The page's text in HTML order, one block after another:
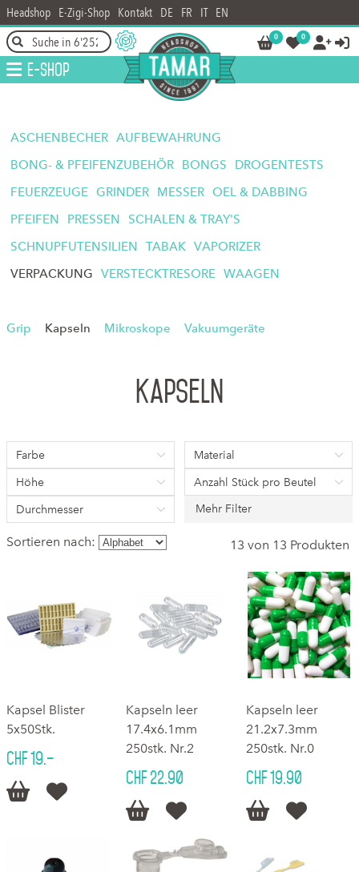
Headshop E-Zigi-Shop Kontakt DE FR IT EN
0 0  
E-Shop
ASCHENBECHER AUFBEWAHRUNG
BONG- & PFEIFENZUBEHÖR
BONGS
DROGENTESTS
FEUERZEUGE GRINDER MESSER OEL & DABBING
PFEIFEN
PRESSEN
SCHALEN & TRAY'S
SCHNUPFUTENSILIEN
TABAK VAPORIZER
VERPACKUNG
VERSTECKTRESORE WAAGEN
Grip Kapseln Mikroskope Vakuumgeräte
Kapseln
Farbe
Material
Höhe
Anzahl Stück pro Beutel
Durchmesser
Mehr Filter
Sortieren nach: 13 von 13 Produkten
Kapsel Blister
5x50Stk.
CHF 19.–
 
Kapseln leer
17.4x6.1mm
250stk. Nr.2
CHF 22.90
 
Kapseln leer
21.2x7.3mm
250stk. Nr.0
CHF 19.90
 